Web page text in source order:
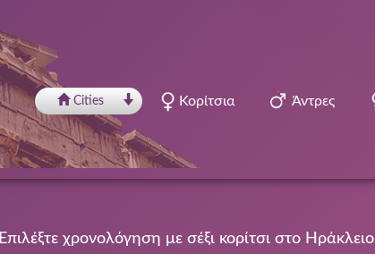
Сities Κορίτσια Άντρες
Επιλέξτε χρονολόγηση με σέξι κορίτσι στο Ηράκλειο